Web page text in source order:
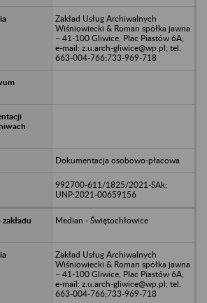
Zakład Usług Archiwalnych
Wiśniowiecki & Roman spółka jawna
– 41-100 Gliwice, Plac Piastów 6A;
e-mail: z.u.arch-gliwice@wp.pl; tel.
663-004-766;733-969-718
Dokumentacja osobowo-płacowa
992700-611/1825/2021-SAk;
UNP:2021-00659156
Median - Świętochłowice
Zakład Usług Archiwalnych
Wiśniowiecki & Roman spółka jawna
– 41-100 Gliwice, Plac Piastów 6A;
e-mail: z.u.arch-gliwice@wp.pl; tel.
663-004-766;733-969-718